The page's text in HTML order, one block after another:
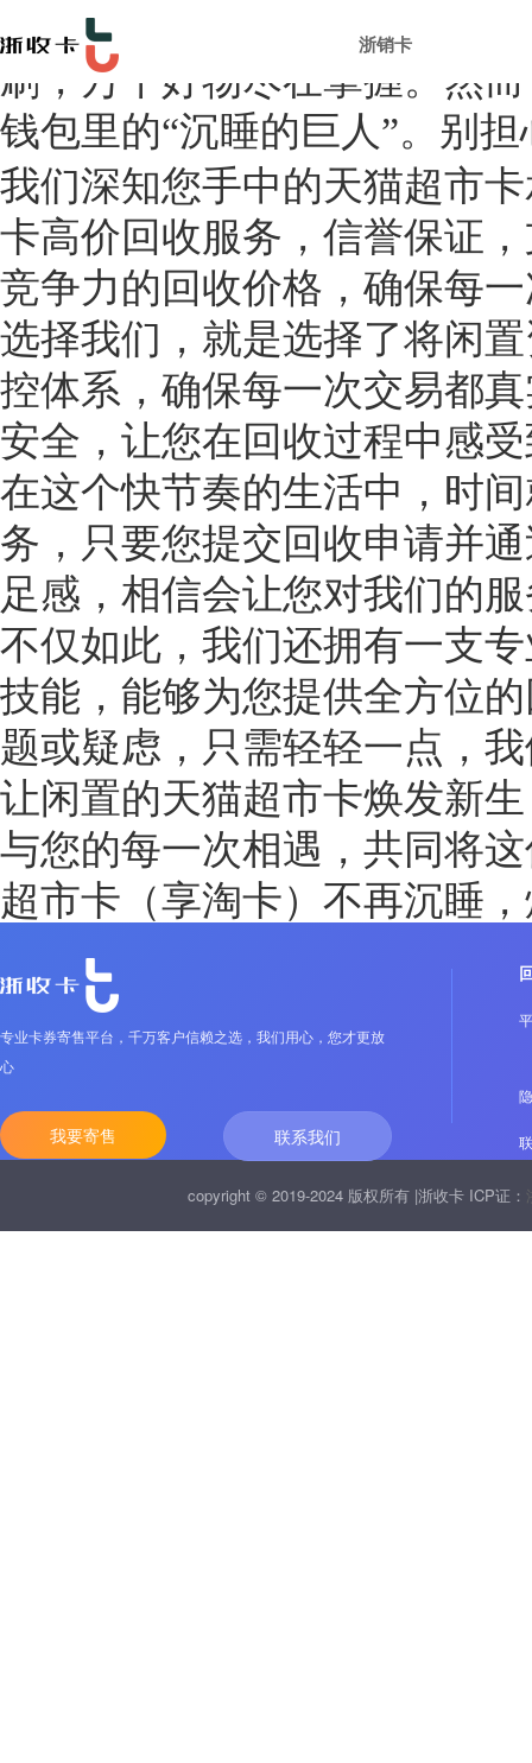
浙销卡
在这个网购盛行的时代，天
刷，万千好物尽在掌握。然
钱包里的“沉睡的巨人”。别
我们深知您手中的天猫超市
卡高价回收服务，信誉保证
竞争力的回收价格，确保每
选择我们，就是选择了将闲
控体系，确保每一次交易都
安全，让您在回收过程中感
在这个快节奏的生活中，时
务，只要您提交回收申请并
足感，相信会让您对我们的
不仅如此，我们还拥有一支
技能，能够为您提供全方位
题或疑虑，只需轻轻一点，
让闲置的天猫超市卡焕发新
与您的每一次相遇，共同将
超市卡 （享淘卡） 不再沉睡
专业卡券寄售平台，千万客户信赖之选，我们用心，您才更放
心
我要寄售 联系我们
copyright © 2019-2024 版权所有 |浙收卡 ICP证：